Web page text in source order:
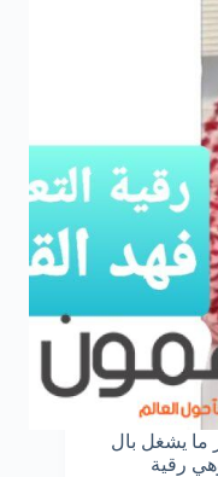
ما يشغل بال
رقية